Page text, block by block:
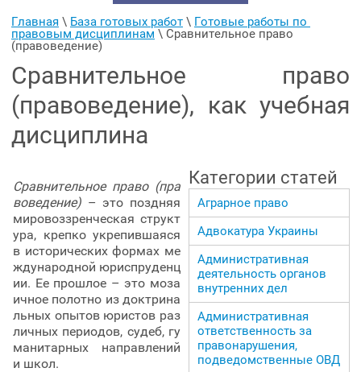
Главная \ База готовых работ \ Готовые работы по
правовым дисциплинам \ Сравнительное право
(правоведение)
Сравнительное право
(правоведение), как учебная
дисциплина
Сравнительное право (пра
воведение) – это поздняя
мировоззренческая структ
ура, крепко укрепившаяся
в исторических формах ме
ждународной юриспруденц
ии. Ее прошлое – это моза
ичное полотно из доктрина
льных опытов юристов раз
личных периодов, судеб, гу
манитарных направлений
и школ.
Категории статей
Аграрное право
Адвокатура Украины
Административная
деятельность органов
внутренних дел
Административная
ответственность за
правонарушения,
подведомственные ОВД